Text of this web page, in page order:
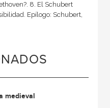
8. El Schubert
Epílogo: Schubert,
medieval